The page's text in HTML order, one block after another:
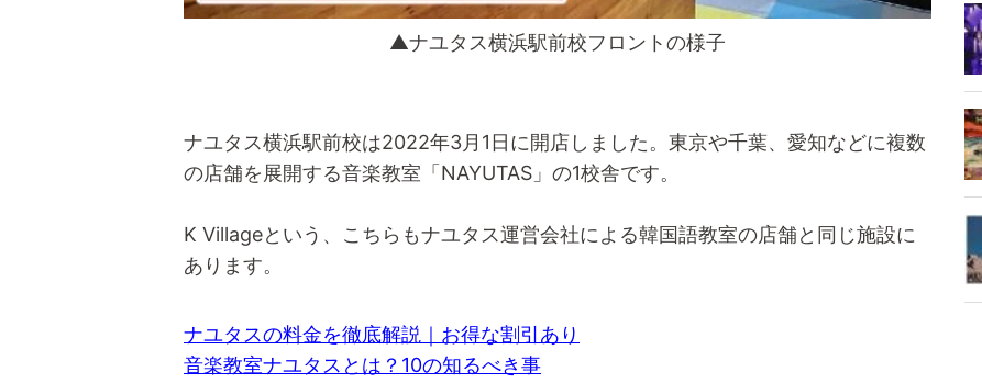
▲ナユタス横浜駅前校フロントの様子
ナユタス横浜駅前校は2022年3月1日に開店しました。東京や千葉、愛知などに複数
の店舗を展開する音楽教室「NAYUTAS」の1校舎です。
K Villageという、こちらもナユタス運営会社による韓国語教室の店舗と同じ施設に
あります。
ナユタスの料金を徹底解説｜お得な割引あり
音楽教室ナユタスとは？10の知るべき事